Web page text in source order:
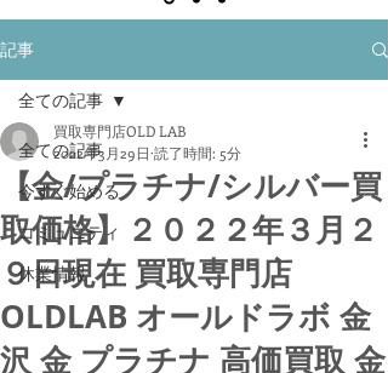
記事
全ての記事
今すぐ始める
コミュニティ
休業情報
全ての記事
【金/プラチナ/シルバー買
取価格】２０２２年３月２
９日現在 買取専門店
OLDLAB オールドラボ 金
沢 金 プラチナ 高価買取 金
買取専門店OLD LAB
2022年3月29日 読了時間: 5分